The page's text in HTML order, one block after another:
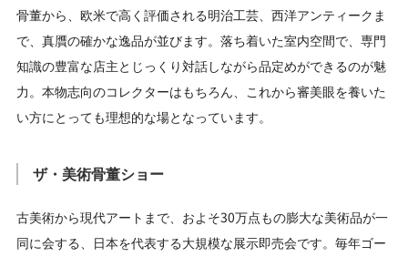
骨董から、欧米で高く評価される明治工芸、西洋アンティークま
で、真贋の確かな逸品が並びます。落ち着いた室内空間で、専門
知識の豊富な店主とじっくり対話しながら品定めができるのが魅
力。本物志向のコレクターはもちろん、これから審美眼を養いた
い方にとっても理想的な場となっています。
ザ・美術骨董ショー
古美術から現代アートまで、およそ30万点もの膨大な美術品が一
同に会する、日本を代表する大規模な展示即売会です。毎年ゴー